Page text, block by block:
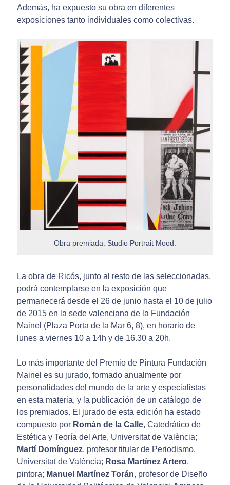
Además, ha expuesto su obra en diferentes
exposiciones tanto individuales como colectivas.
Obra premiada: Studio Portrait Mood.
La obra de Ricós, junto al resto de las seleccionadas,
podrá contemplarse en la exposición que
permanecerá desde el 26 de junio hasta el 10 de julio
de 2015 en la sede valenciana de la Fundación
Mainel (Plaza Porta de la Mar 6, 8), en horario de
lunes a viernes 10 a 14h y de 16.30 a 20h.
Lo más importante del Premio de Pintura Fundación
Mainel es su jurado, formado anualmente por
personalidades del mundo de la arte y especialistas
en esta materia, y la publicación de un catálogo de
los premiados. El jurado de esta edición ha estado
compuesto por Román de la Calle, Catedrático de
Estética y Teoría del Arte, Universitat de València;
Martí Domínguez, profesor titular de Periodismo,
Universitat de València; Rosa Martínez Artero,
pintora; Manuel Martínez Torán, profesor de Diseño